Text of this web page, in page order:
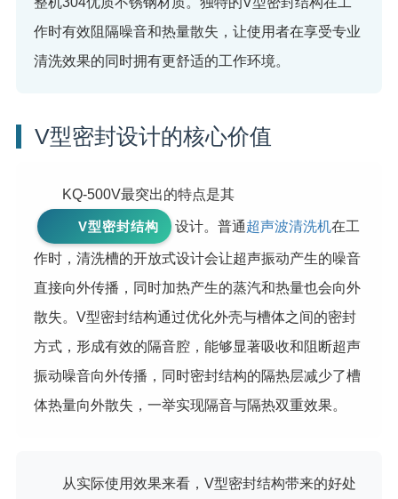
作时有效阻隔噪音和热量散失，让使用者在享受专业
清洗效果的同时拥有更舒适的工作环境。
V型密封设计的核心价值
KQ-500V最突出的特点是其
V型密封结构 设计。普通超声波清洗机在工
作时，清洗槽的开放式设计会让超声振动产生的噪音
直接向外传播，同时加热产生的蒸汽和热量也会向外
散失。V型密封结构通过优化外壳与槽体之间的密封
方式，形成有效的隔音腔，能够显著吸收和阻断超声
振动噪音向外传播，同时密封结构的隔热层减少了槽
体热量向外散失，一举实现隔音与隔热双重效果。
从实际使用效果来看，V型密封结构带来的好处